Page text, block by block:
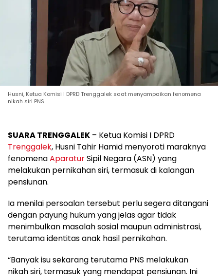
Husni, Ketua Komisi I DPRD Trenggalek saat menyampaikan fenomena
nikah siri PNS.
SUARA TRENGGALEK – Ketua Komisi I DPRD
Trenggalek, Husni Tahir Hamid menyoroti maraknya
fenomenaAparaturSipil Negara (ASN) yang
melakukan pernikahan siri, termasuk di kalangan
pensiunan.
Ia menilai persoalan tersebut perlu segera ditangani
dengan payung hukum yang jelas agar tidak
menimbulkan masalah sosial maupun administrasi,
terutama identitas anak hasil pernikahan.
“Banyak isu sekarang terutama PNS melakukan
nikah siri, termasuk yang mendapat pensiunan. Ini